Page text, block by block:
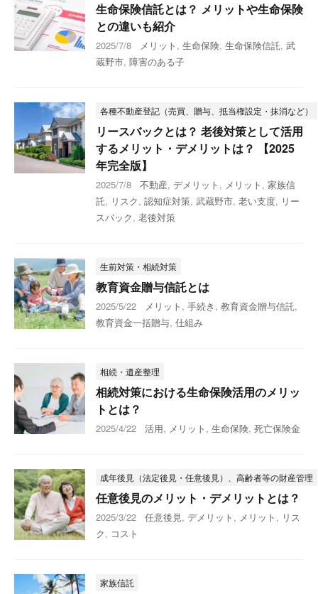
生命保険信託とは？ メリットや生命保険
との違いも紹介
2025/7/8 メリット , 生命保険, 生命保険信託, 武
蔵野市, 障害のある子
各種不動産登記（売買、贈与、抵当権設定・抹消など）
リースバックとは？ 老後対策として活用
するメリット・デメリットは？ 【2025
年完全版】
2025/7/8 不動産, デメリット , メリット , 家族信
託, リスク, 認知症対策, 武蔵野市, 老い支度, リー
スバック, 老後対策
生前対策・相続対策
教育資金贈与信託とは
2025/5/22 メリット , 手続き , 教育資金贈与信託,
教育資金一括贈与, 仕組み
相続・遺産整理
相続対策における生命保険活用のメリッ
トとは？
2025/4/22 活用, メリット , 生命保険, 死亡保険金
成年後見（法定後見・任意後見）、高齢者等の財産管理
任意後見のメリット・デメリットとは？
2025/3/22 任意後見, デメリット , メリット , リス
ク, コスト
家族信託